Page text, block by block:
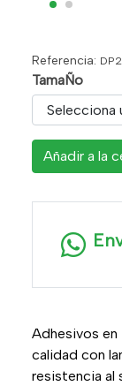
Referencia:
TamaÑo
Añadir a la
Adhesivos
calidad con
resistencia al